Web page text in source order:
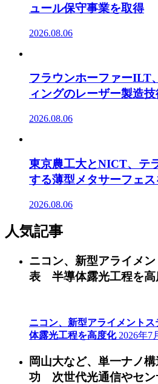
ュール保守事業を取得
2026.08.06
フラウンホーファーILT
ィングのレーザー製造
2026.08.06
東京農工大とNICT、テ
する薄型メタサーフェ
2026.08.06
人気記事
ニコン、新型アライメ
表 半導体露光工程を高
ニコン、新型アライメント
体露光工程を高度化 2026年7
岡山大など、単一ナノ
功 次世代光通信やセン